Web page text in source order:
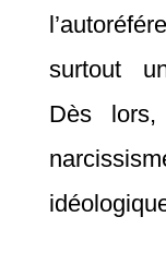
surtout
Dès